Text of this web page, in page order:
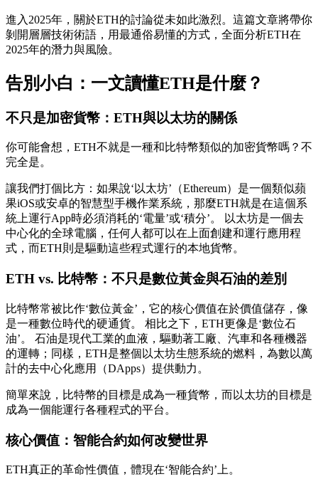
進入2025年，關於ETH的討論從未如此激烈。這篇文章將帶你
剝開層層技術術語，用最通俗易懂的方式，全面分析ETH在
2025年的潛力與風險。
告別小白：一文讀懂ETH是什麼？
不只是加密貨幣：ETH與以太坊的關係
你可能會想，ETH不就是一種和比特幣類似的加密貨幣嗎？不
完全是。
讓我們打個比方：如果說‘以太坊’（Ethereum）是一個類似蘋
果iOS或安卓的智慧型手機作業系統，那麼ETH就是在這個系
統上運行App時必須消耗的‘電量’或‘積分’。 以太坊是一個去
中心化的全球電腦，任何人都可以在上面創建和運行應用程
式，而ETH則是驅動這些程式運行的本地貨幣。
ETH vs. 比特幣：不只是數位黃金與石油的差別
比特幣常被比作‘數位黃金’，它的核心價值在於價值儲存，像
是一種數位時代的硬通貨。 相比之下，ETH更像是‘數位石
油’。 石油是現代工業的血液，驅動著工廠、汽車和各種機器
的運轉；同樣，ETH是整個以太坊生態系統的燃料，為數以萬
計的去中心化應用（DApps）提供動力。
簡單來說，比特幣的目標是成為一種貨幣，而以太坊的目標是
成為一個能運行各種程式的平台。
核心價值：智能合約如何改變世界
ETH真正的革命性價值，體現在‘智能合約’上。